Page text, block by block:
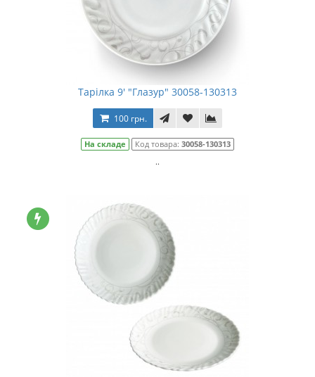
Тарілка 9' "Глазур" 30058-130313
100 грн.
На складе Код товара: 30058-130313
..